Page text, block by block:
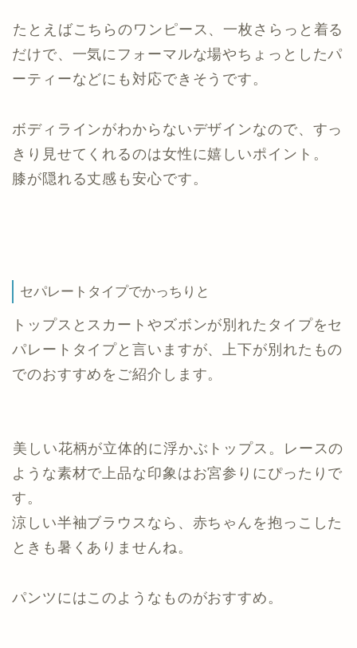
たとえばこちらのワンピース、一枚さらっと着る
だけで、一気にフォーマルな場やちょっとしたパ
ーティーなどにも対応できそうです。
ボディラインがわからないデザインなので、すっ
きり見せてくれるのは女性に嬉しいポイント。
膝が隠れる丈感も安心です。
セパレートタイプでかっちりと
トップスとスカートやズボンが別れたタイプをセ
パレートタイプと言いますが、上下が別れたもの
でのおすすめをご紹介します。
美しい花柄が立体的に浮かぶトップス。レースの
ような素材で上品な印象はお宮参りにぴったりで
す。
涼しい半袖ブラウスなら、赤ちゃんを抱っこした
ときも暑くありませんね。
パンツにはこのようなものがおすすめ。